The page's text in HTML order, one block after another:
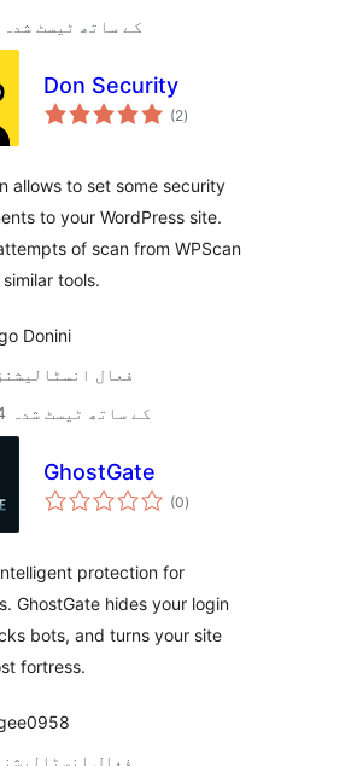
3.5.2 کے ساتھ ٹیسٹ شدہ
Don Security
(2مجموعی
درجہ
)
allows to set some security
to your WordPress site.
of scan from WPScan
tools.
Donini
30+ فعال انسٹالیشنز
4.7.34 کے ساتھ ٹیسٹ شدہ
GhostGate
(0مجموعی
درجہ
)
protection for
GhostGate hides your login
bots, and turns your site
fortress.
20+ فعال